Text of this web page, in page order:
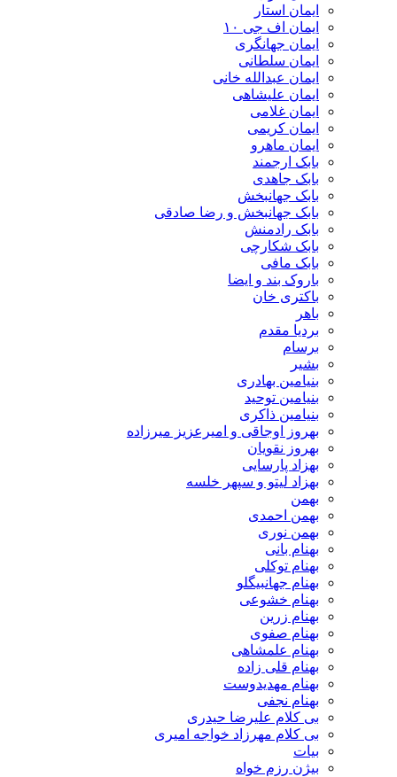
ایمان استار
ایمان اف جی ۱۰
ایمان جهانگری
ایمان سلطانی
ایمان عبدالله خانی
ایمان علیشاهی
ایمان غلامی
ایمان کریمی
ایمان ماهرو
بابک ارجمند
بابک جاهدی
بابک جهانبخش
بابک جهانبخش و رضا صادقی
بابک رادمنش
بابک شکارچی
بابک مافی
باروک بند و ایضا
باکتری خان
باهر
بردیا مقدم
برسام
بشیر
بنیامین بهادری
بنیامین توحید
بنیامین ذاکری
بهروز اوجاقی و امیرعزیز میرزاده
بهروز نقویان
بهزاد پارسایی
بهزاد لیتو و سپهر خلسه
بهمن
بهمن احمدی
بهمن نوری
بهنام بانی
بهنام توکلی
بهنام جهانبیگلو
بهنام خشوعی
بهنام زرین
بهنام صفوی
بهنام علمشاهی
بهنام قلی زاده
بهنام مهدیدوست
بهنام نجفی
بی کلام علیرضا حیدری
بی کلام مهرزاد خواجه امیری
بیات
بیژن رزم خواه